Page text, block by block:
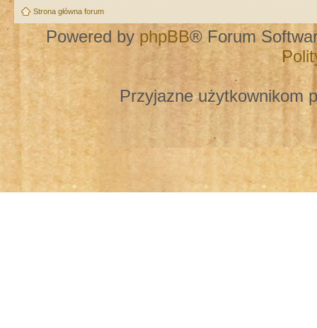
Strona główna forum
Powered by phpBB® Forum
Przyjazne użytkownikom